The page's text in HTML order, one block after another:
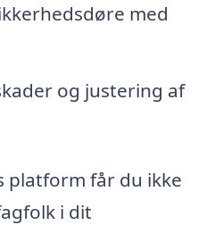
med
og justering af
platform får du ikke
i dit